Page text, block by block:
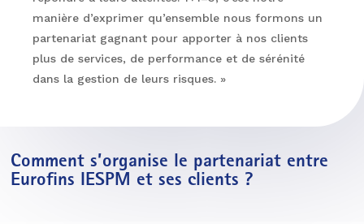
manière d’exprimer qu’ensemble nous formons un
partenariat gagnant pour apporter à nos clients
plus de services, de performance et de sérénité
dans la gestion de leurs risques. »
Comment s’organise le partenariat entre
Eurofins IESPM et ses clients ?